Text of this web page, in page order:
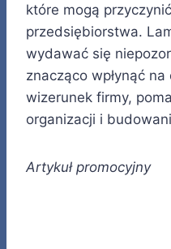
które mogą
przedsiębiorstwa.
wydawać się
znacząco wpłynąć
wizerunek firmy,
organizacji i
Artykuł promocyjny